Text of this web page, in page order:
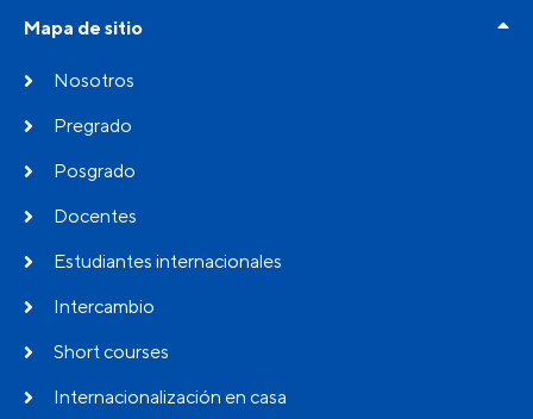
Mapa de sitio
Nosotros
Pregrado
Posgrado
Docentes
Estudiantes internacionales
Intercambio
Short courses
Internacionalización en casa